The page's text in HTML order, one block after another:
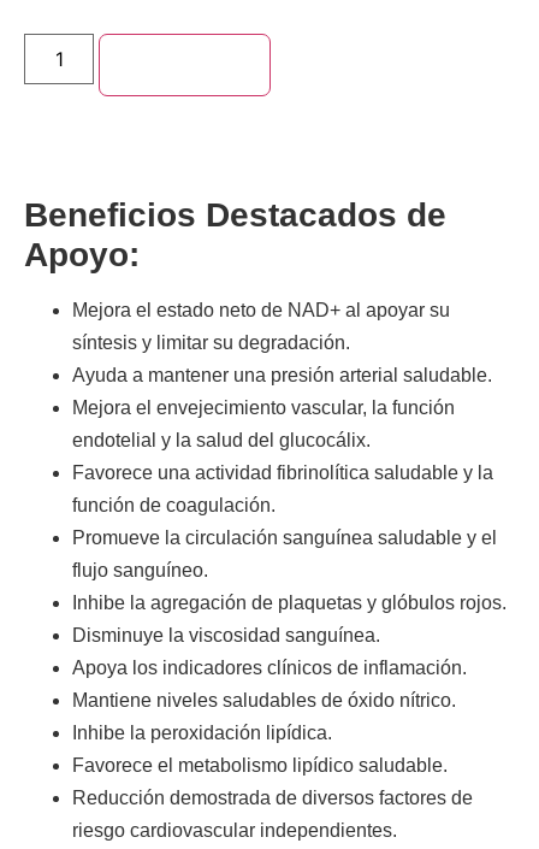
Beneficios Destacados de
Apoyo:
Mejora el estado neto de NAD+ al apoyar su
síntesis y limitar su degradación.
Ayuda a mantener una presión arterial saludable.
Mejora el envejecimiento vascular, la función
endotelial y la salud del glucocálix.
Favorece una actividad fibrinolítica saludable y la
función de coagulación.
Promueve la circulación sanguínea saludable y el
flujo sanguíneo.
Inhibe la agregación de plaquetas y glóbulos rojos.
Disminuye la viscosidad sanguínea.
Apoya los indicadores clínicos de inflamación.
Mantiene niveles saludables de óxido nítrico.
Inhibe la peroxidación lipídica.
Favorece el metabolismo lipídico saludable.
Reducción demostrada de diversos factores de
riesgo cardiovascular independientes.